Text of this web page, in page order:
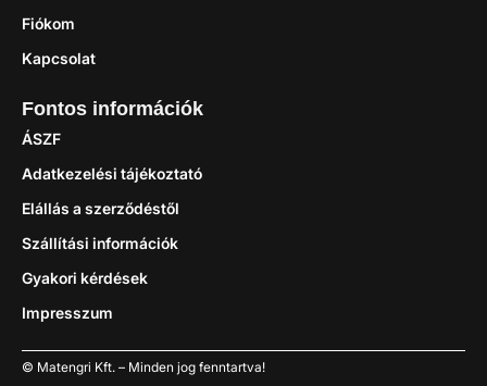
Fiókom
Kapcsolat
Fontos információk
ÁSZF
Adatkezelési tájékoztató
Elállás a szerződéstől
Szállítási információk
Gyakori kérdések
Impresszum
© Matengri Kft. – Minden jog fenntartva!